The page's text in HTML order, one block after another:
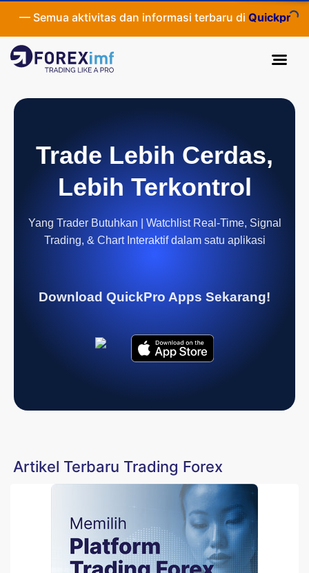
— Semua aktivitas dan informasi terbaru di
Trade Lebih Cerdas,
Lebih Terkontrol
Yang Trader Butuhkan | Watchlist Real-Time, Signal
Trading, & Chart Interaktif dalam satu aplikasi
Download QuickPro Apps Sekarang!
Artikel Terbaru Trading Forex